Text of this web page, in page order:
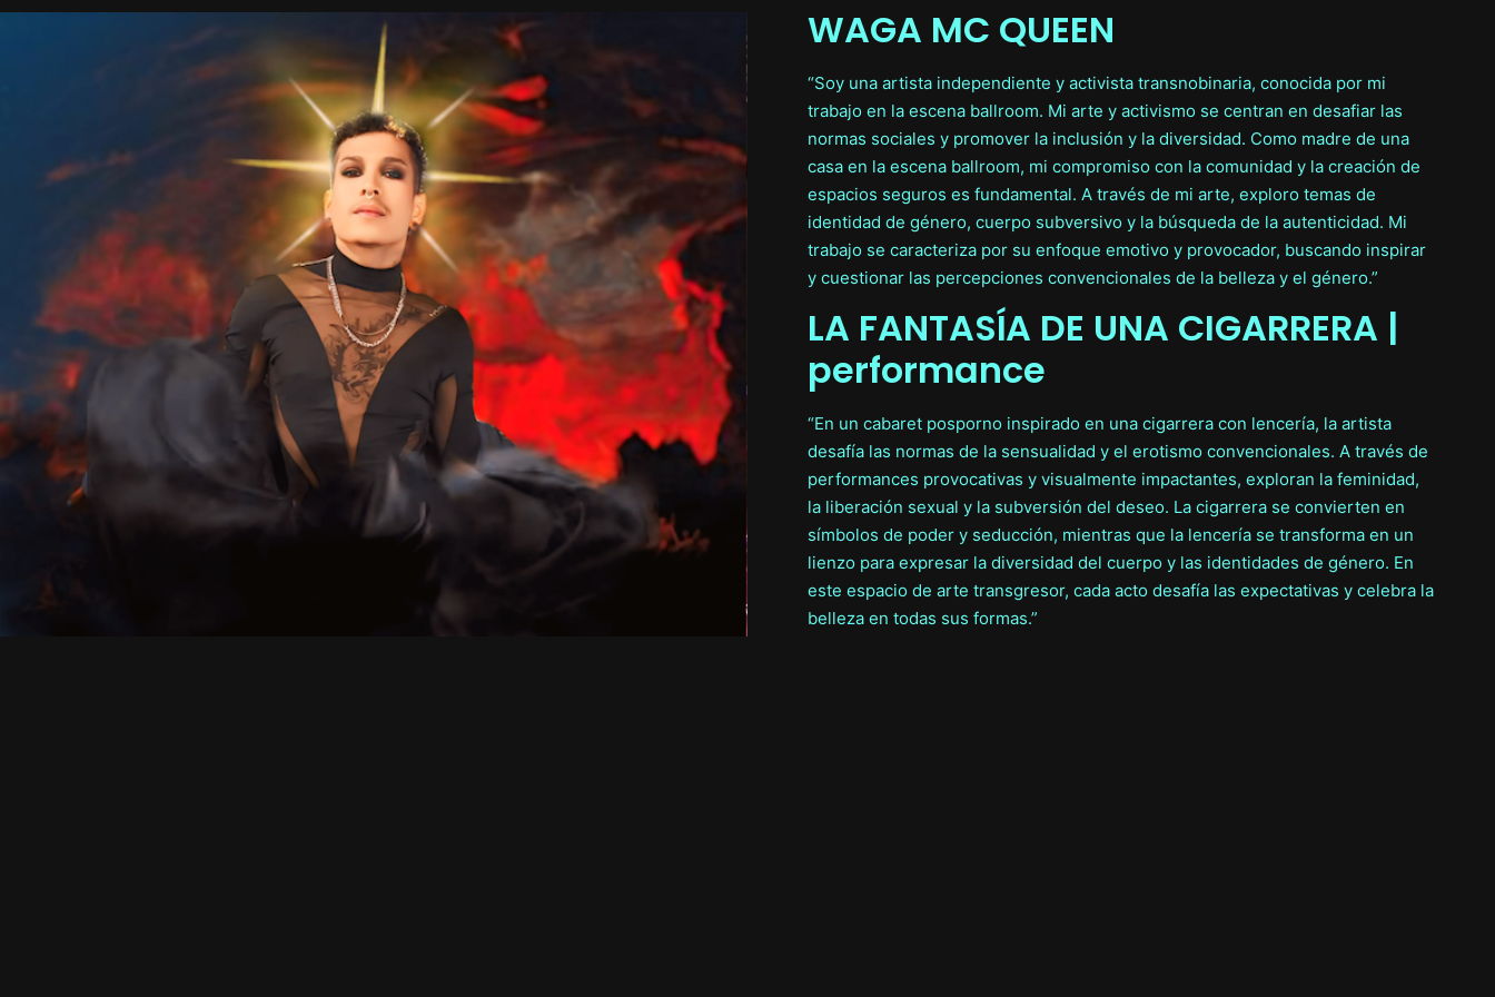
WAGA MC QUEEN
“Soy una artista independiente y activista transnobinaria, conocida por mi
trabajo en la escena ballroom. Mi arte y activismo se centran en desafiar las
normas sociales y promover la inclusión y la diversidad. Como madre de una
casa en la escena ballroom, mi compromiso con la comunidad y la creación de
espacios seguros es fundamental. A través de mi arte, exploro temas de
identidad de género, cuerpo subversivo y la búsqueda de la autenticidad. Mi
trabajo se caracteriza por su enfoque emotivo y provocador, buscando inspirar
y cuestionar las percepciones convencionales de la belleza y el género.”
LA FANTASÍA DE UNA CIGARRERA |
performance
“En un cabaret posporno inspirado en una cigarrera con lencería, la artista
desafía las normas de la sensualidad y el erotismo convencionales. A través de
performances provocativas y visualmente impactantes, exploran la feminidad,
la liberación sexual y la subversión del deseo. La cigarrera se convierten en
símbolos de poder y seducción, mientras que la lencería se transforma en un
lienzo para expresar la diversidad del cuerpo y las identidades de género. En
este espacio de arte transgresor, cada acto desafía las expectativas y celebra la
belleza en todas sus formas.”